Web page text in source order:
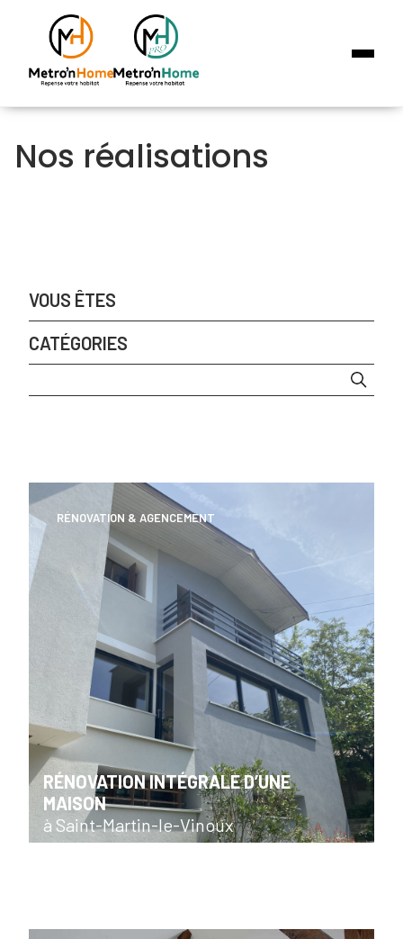
Particuliers
Professionnels
Nos réalisations
VOUS ÊTES
CATÉGORIES
RÉNOVATION & AGENCEMENT
RÉNOVATION INTÉGRALE D’UNE
MAISON
à Saint-Martin-le-Vinoux